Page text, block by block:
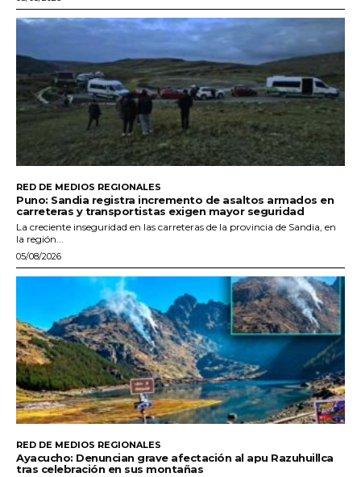
RED DE MEDIOS REGIONALES
Puno: Sandia registra incremento de asaltos armados en
carreteras y transportistas exigen mayor seguridad
La creciente inseguridad en las carreteras de la provincia de Sandia, en
la región...
05/08/2026
RED DE MEDIOS REGIONALES
Ayacucho: Denuncian grave afectación al apu Razuhuillca
tras celebración en sus montañas